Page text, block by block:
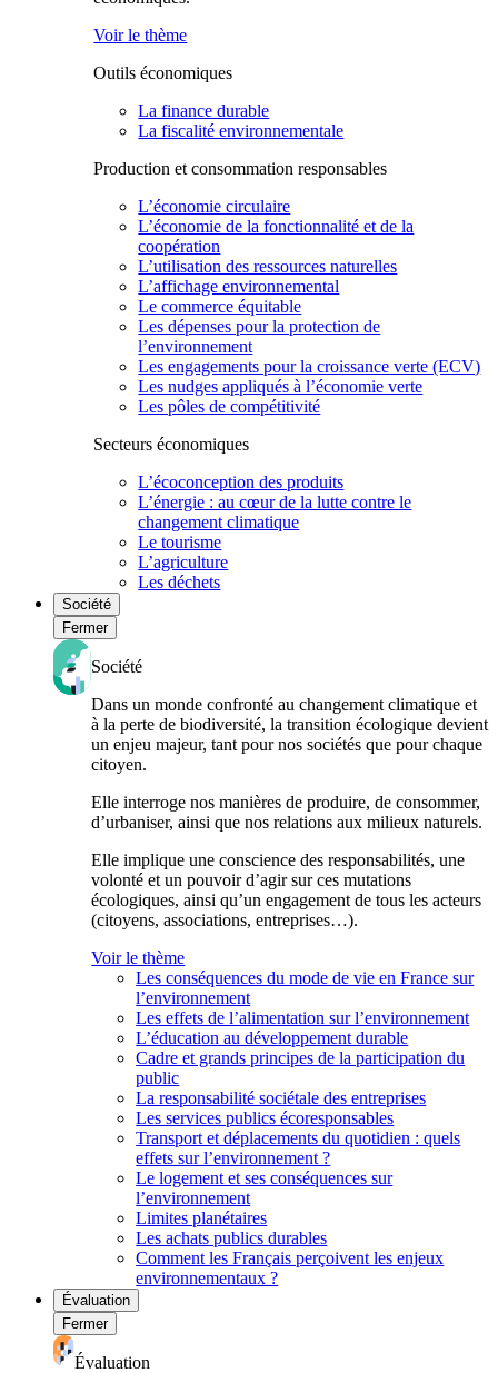
Voir le thème
Outils économiques
La finance durable
La fiscalité environnementale
Production et consommation responsables
L’économie circulaire
L’économie de la fonctionnalité et de la
coopération
L’utilisation des ressources naturelles
L’affichage environnemental
Le commerce équitable
Les dépenses pour la protection de
l’environnement
Les engagements pour la croissance verte (ECV)
Les nudges appliqués à l’économie verte
Les pôles de compétitivité
Secteurs économiques
L’écoconception des produits
L’énergie : au cœur de la lutte contre le
changement climatique
Le tourisme
L’agriculture
Les déchets
Société
Fermer
Société
Dans un monde confronté au changement climatique et
à la perte de biodiversité, la transition écologique devient
un enjeu majeur, tant pour nos sociétés que pour chaque
citoyen.
Elle interroge nos manières de produire, de consommer,
d’urbaniser, ainsi que nos relations aux milieux naturels.
Elle implique une conscience des responsabilités, une
volonté et un pouvoir d’agir sur ces mutations
écologiques, ainsi qu’un engagement de tous les acteurs
(citoyens, associations, entreprises…).
Voir le thème
Les conséquences du mode de vie en France sur
l’environnement
Les effets de l’alimentation sur l’environnement
L’éducation au développement durable
Cadre et grands principes de la participation du
public
La responsabilité sociétale des entreprises
Les services publics écoresponsables
Transport et déplacements du quotidien : quels
effets sur l’environnement ?
Le logement et ses conséquences sur
l’environnement
Limites planétaires
Les achats publics durables
Comment les Français perçoivent les enjeux
environnementaux ?
Évaluation
Fermer
Évaluation